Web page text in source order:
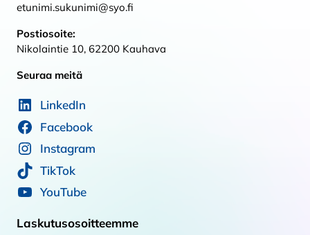
etunimi.sukunimi@syo.fi
Postiosoite:
Nikolaintie 10, 62200 Kauhava
Seuraa meitä
LinkedIn
Facebook
Instagram
TikTok
YouTube
Laskutusosoitteemme